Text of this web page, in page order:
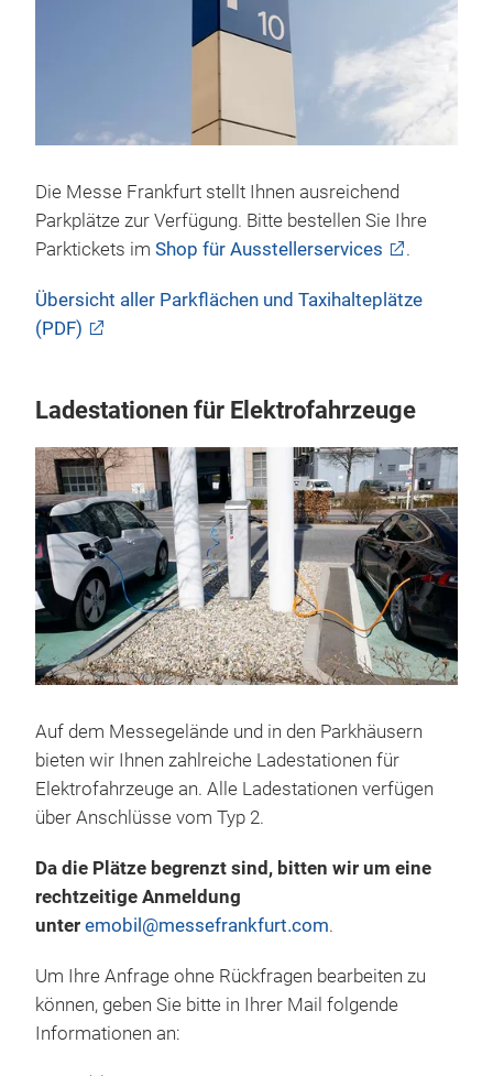
Die Messe Frankfurt stellt Ihnen ausreichend
Parkplätze zur Verfügung. Bitte bestellen Sie Ihre
Parktickets im Shop für Ausstellerservices .
Übersicht aller Parkflächen und Taxihalteplätze
(PDF)
Ladestationen für Elektrofahrzeuge
Auf dem Messegelände und in den Parkhäusern
bieten wir Ihnen zahlreiche Ladestationen für
Elektrofahrzeuge an. Alle Ladestationen verfügen
über Anschlüsse vom Typ 2.
Da die Plätze begrenzt sind, bitten wir um eine
rechtzeitige Anmeldung
unter emobil@messefrankfurt.com.
Um Ihre Anfrage ohne Rückfragen bearbeiten zu
können, geben Sie bitte in Ihrer Mail folgende
Informationen an: